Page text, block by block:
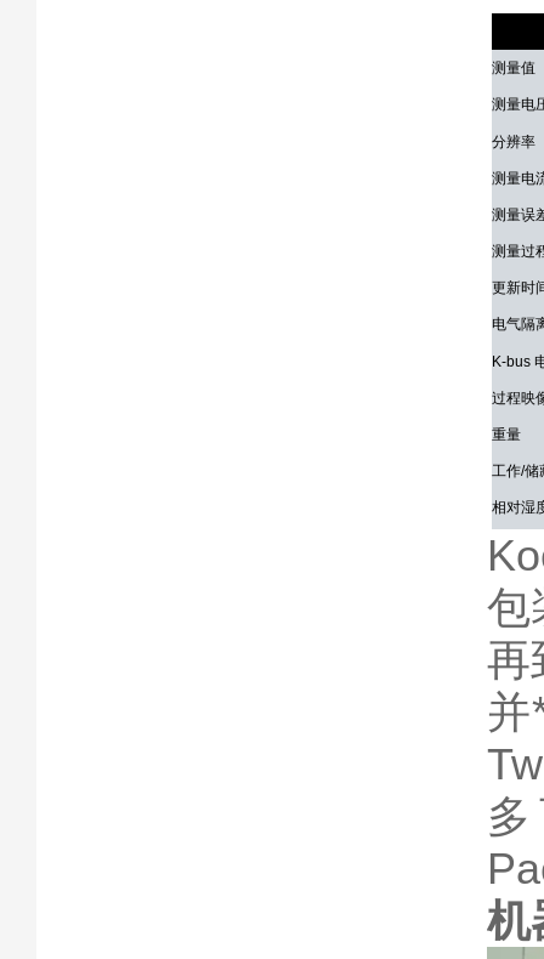
测量值
测量电
分辨率
测量电
测量误
测量过
更新时
电气隔
K-bus
过程映
重量
工作/储
相对湿
抗振/抗
防护
可插拔
包
再
机